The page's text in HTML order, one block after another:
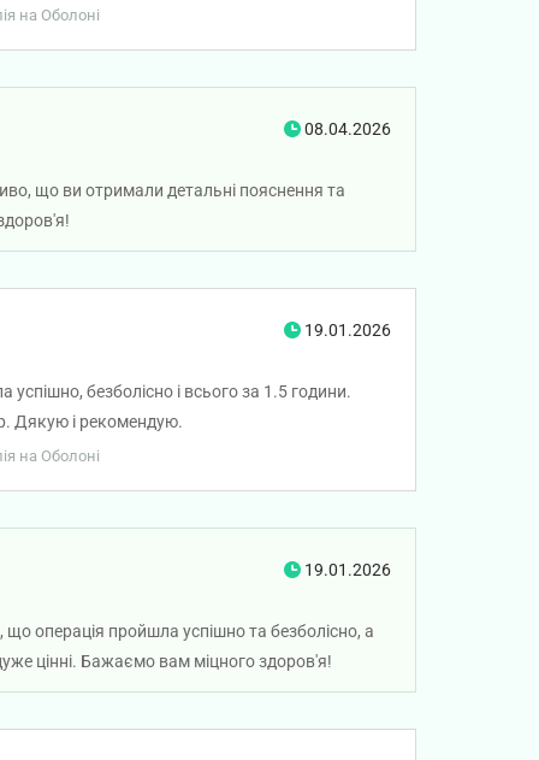
на Оболоні
08.04.2026
що ви отримали детальні пояснення та
19.01.2026
безболісно і всього за 1.5 години.
Дякую і рекомендую.
на Оболоні
19.01.2026
операція пройшла успішно та безболісно, а
цінні. Бажаємо вам міцного здоров'я!